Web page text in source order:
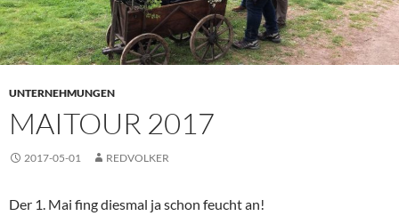
UNTERNEHMUNGEN
MAITOUR 2017
2017-05-01 REDVOLKER
Der 1. Mai fing diesmal ja schon feucht an!